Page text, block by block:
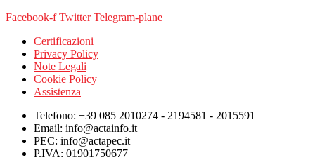
Facebook-f Twitter Telegram-plane
Certificazioni
Privacy Policy
Note Legali
Cookie Policy
Assistenza
Telefono: +39 085 2010274 - 2194581 - 2015591
Email: info@actainfo.it
PEC: info@actapec.it
P.IVA: 01901750677